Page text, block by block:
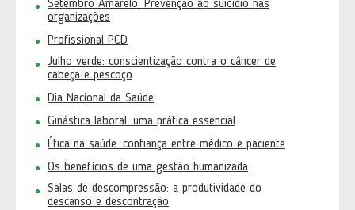
Setembro Amarelo: Prevenção ao suicídio nas
organizações
Profissional PCD
Julho verde: conscientização contra o câncer de
cabeça e pescoço
Dia Nacional da Saúde
Ginástica laboral: uma prática essencial
Ética na saúde: confiança entre médico e paciente
Os benefícios de uma gestão humanizada
Salas de descompressão: a produtividade do
descanso e descontração